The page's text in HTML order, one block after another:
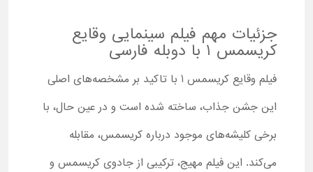
جزئیات مهم فیلم سینمایی وقایع
کریسمس 1 با دوبله فارسی
فیلم وقایع کریسمس 1 با تاکید بر مشخصه‌های اصلی
این جشن جذاب، ساخته شده است و در عین حال، با
برخی کلیشه‌های موجود درباره کریسمس، مقابله
می‌کند. این فیلم مهیج، ترکیبی از جادوی کریسمس و